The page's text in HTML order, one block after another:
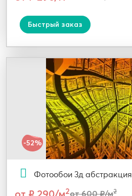
Быстрый заказ
-52%
Фотообои 3д абстракция
2от 600 ₽/м2